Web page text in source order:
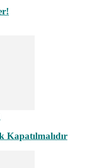
Kapatılmalıdır